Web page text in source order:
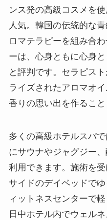
ンス発の高級コスメを
人気。韓国の伝統的な
ロマテラピーを組み合
ーは、心身ともに心身
と評判です。セラピス
ライズされたアロマオ
香りの思い出を作ること
多くの高級ホテルスパ
にサウナやジャグジー
利用できます。施術を
サイドのデイベッドで
ィットネスセンターで
日中ホテル内でウェル